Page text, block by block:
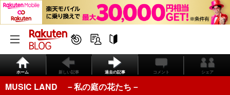
ホーム 新しい記事 過去の記事 コメント シェア
MUSIC LAND －私の庭の花たち－